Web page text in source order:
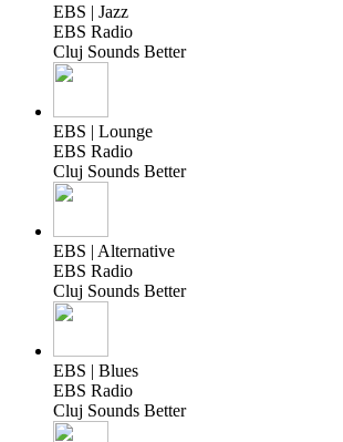
EBS | Jazz
EBS Radio
Cluj Sounds Better
EBS | Lounge
EBS Radio
Cluj Sounds Better
EBS | Alternative
EBS Radio
Cluj Sounds Better
EBS | Blues
EBS Radio
Cluj Sounds Better